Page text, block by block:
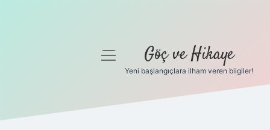
Gizlilik Politikası
menüyü
Göç ve Hikaye
Yeni başlangıçlara ilham veren bilgiler!